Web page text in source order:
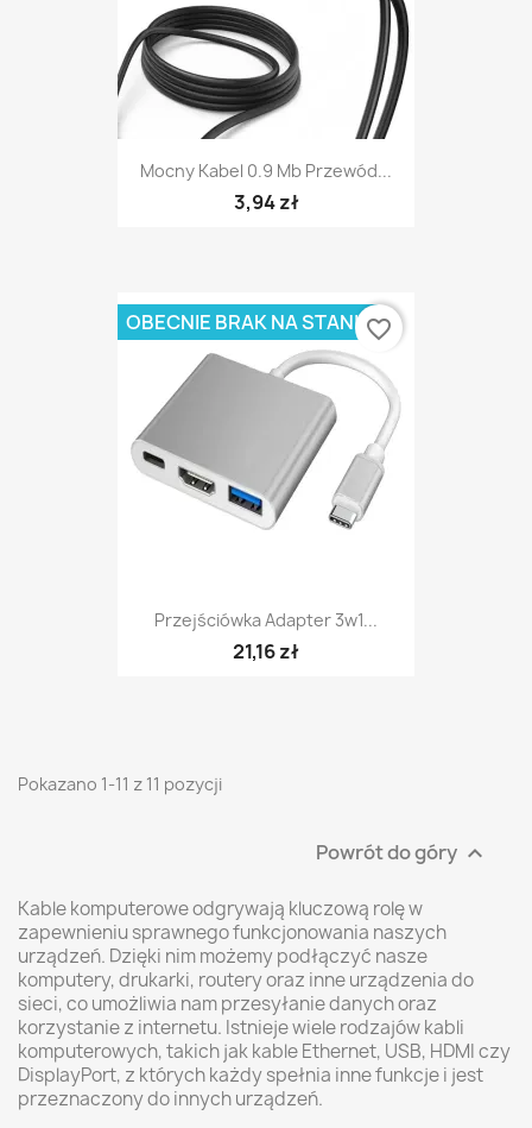
Mocny Kabel 0.9 Mb Przewód...
3,94 zł
Przejściówka Adapter 3w1...
21,16 zł
OBECNIE BRAK NA STANIEfavorite_border
Pokazano 1-11 z 11 pozycji
Powrót do góry 
Kable komputerowe odgrywają kluczową rolę w
zapewnieniu sprawnego funkcjonowania naszych
urządzeń. Dzięki nim możemy podłączyć nasze
komputery, drukarki, routery oraz inne urządzenia do
sieci, co umożliwia nam przesyłanie danych oraz
korzystanie z internetu. Istnieje wiele rodzajów kabli
komputerowych, takich jak kable Ethernet, USB, HDMI czy
DisplayPort, z których każdy spełnia inne funkcje i jest
przeznaczony do innych urządzeń.